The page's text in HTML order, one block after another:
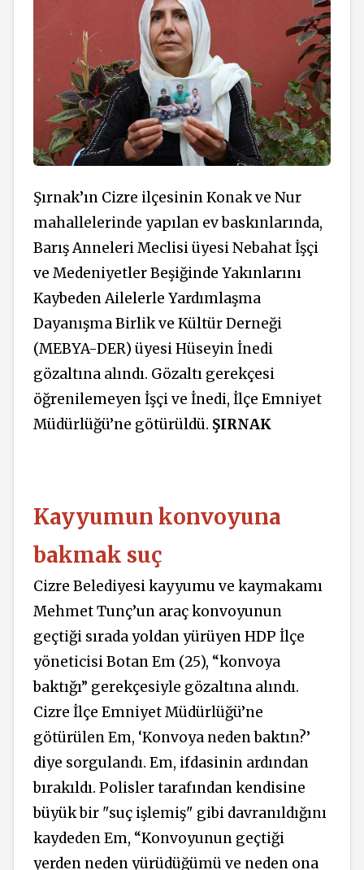
Şırnak’ın Cizre ilçesinin Konak ve Nur
mahallelerinde yapılan ev baskınlarında,
Barış Anneleri Meclisi üyesi Nebahat İşçi
ve Medeniyetler Beşiğinde Yakınlarını
Kaybeden Ailelerle Yardımlaşma
Dayanışma Birlik ve Kültür Derneği
(MEBYA-DER) üyesi Hüseyin İnedi
gözaltına alındı. Gözaltı gerekçesi
öğrenilemeyen İşçi ve İnedi, İlçe Emniyet
Müdürlüğü’ne götürüldü. ŞIRNAK
Kayyumun konvoyuna
bakmak suç
Cizre Belediyesi kayyumu ve kaymakamı
Mehmet Tunç’un araç konvoyunun
geçtiği sırada yoldan yürüyen HDP İlçe
yöneticisi Botan Em (25), “konvoya
baktığı” gerekçesiyle gözaltına alındı.
Cizre İlçe Emniyet Müdürlüğü’ne
götürülen Em, ‘Konvoya neden baktın?’
diye sorgulandı. Em, ifdasinin ardından
bırakıldı. Polisler tarafından kendisine
büyük bir "suç işlemiş" gibi davranıldığını
kaydeden Em, “Konvoyunun geçtiği
yerden neden yürüdüğümü ve neden ona